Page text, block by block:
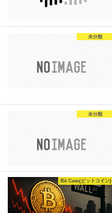
未分類
未分類
Bit Coin(ビットコイン)